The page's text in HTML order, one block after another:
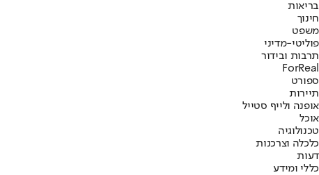
בריאות
חינוך
משפט
פוליטי-מדיני
תרבות ובידור
ForReal
ספורט
תיירות
אופנה ולייף סטייל
אוכל
טכנולוגיה
כלכלה וצרכנות
דעות
כללי ומידע